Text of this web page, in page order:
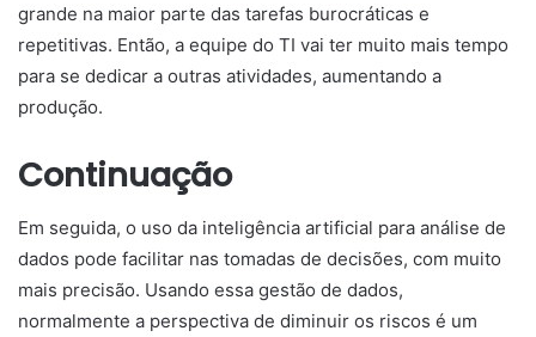
grande na maior parte das tarefas burocráticas e
repetitivas. Então, a equipe do TI vai ter muito mais tempo
para se dedicar a outras atividades, aumentando a
produção.
Continuação
Em seguida, o uso da inteligência artificial para análise de
dados pode facilitar nas tomadas de decisões, com muito
mais precisão. Usando essa gestão de dados,
normalmente a perspectiva de diminuir os riscos é um